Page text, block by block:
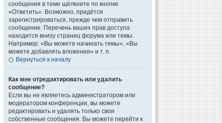
сообщения в теме щёлкните по кнопке
«Ответить». Возможно, придётся
зарегистрироваться, прежде чем отправить
сообщение. Перечень ваших прав доступа
находится внизу страниц форума или темы.
Например: «Вы можете начинать темы», «Вы
можете добавлять вложения» и т. п.
Вернуться к началу
Как мне отредактировать или удалить
сообщение?
Если вы не являетесь администратором или
модератором конференции, вы можете
редактировать и удалять только свои
собственные сообщения. Вы можете перейти к